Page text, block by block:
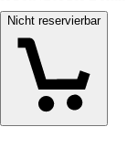
Nicht reservierbar